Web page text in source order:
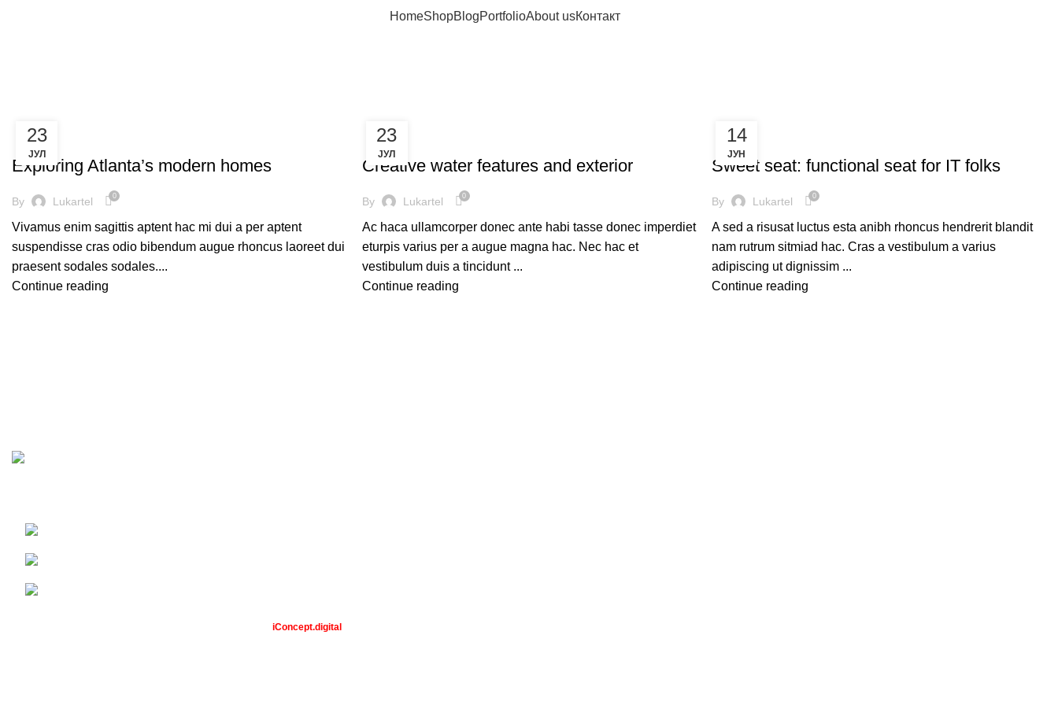
HomeShopBlogPortfolioAbout usКонтакт
23
ЈУЛ
DECORATION
Exploring Atlanta’s modern homes
By Lukartel 0
Vivamus enim sagittis aptent hac mi dui a per aptent
suspendisse cras odio bibendum augue rhoncus laoreet dui
praesent sodales sodales....
Continue reading
23
ЈУЛ
DECORATION
Creative water features and exterior
By Lukartel 0
Ac haca ullamcorper donec ante habi tasse donec imperdiet
eturpis varius per a augue magna hac. Nec hac et
vestibulum duis a tincidunt ...
Continue reading
14
ЈУН
FURNITURE
Sweet seat: functional seat for IT folks
By Lukartel 0
A sed a risusat luctus esta anibh rhoncus hendrerit blandit
nam rutrum sitmiad hac. Cras a vestibulum a varius
adipiscing ut dignissim ...
Continue reading
iConcept.digital